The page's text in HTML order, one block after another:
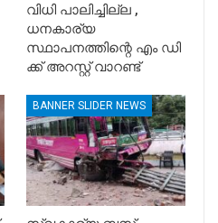
വിധി പാലിച്ചില്ല ,
ധനകാര്യ
സ്ഥാപനത്തിന്റെ എം ഡി
ക്ക് അറസ്റ്റ് വാറണ്ട്
BANNER SLIDER NEWS